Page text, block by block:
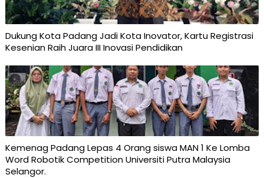
Dukung Kota Padang Jadi Kota Inovator, Kartu Registrasi
Kesenian Raih Juara III Inovasi Pendidikan
Kemenag Padang Lepas 4 Orang siswa MAN 1 Ke Lomba
Word Robotik Competition Universiti Putra Malaysia
Selangor.